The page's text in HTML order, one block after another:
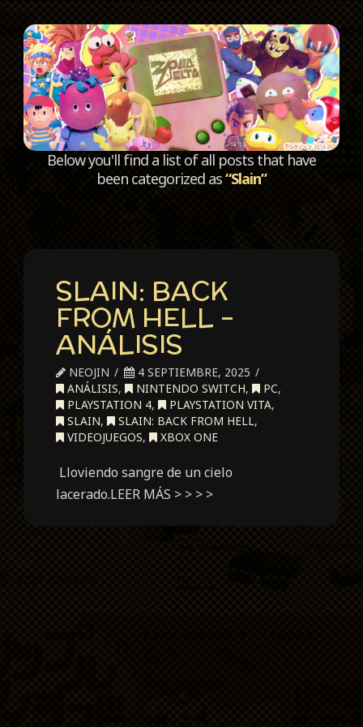
Below you'll find a list of all posts that have
been categorized as“Slain”
SLAIN: BACK
FROM HELL –
ANÁLISIS
NEOJIN
4 SEPTIEMBRE, 2025
ANÁLISIS, NINTENDO SWITCH, PC,
PLAYSTATION 4, PLAYSTATION VITA,
SLAIN, SLAIN: BACK FROM HELL,
VIDEOJUEGOS, XBOX ONE
Lloviendo sangre de un cielo
lacerado.LEER MÁS > > > >